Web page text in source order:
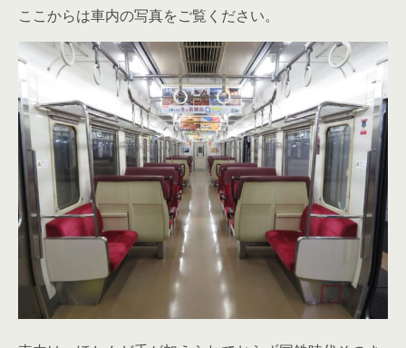
ここからは車内の写真をご覧ください。